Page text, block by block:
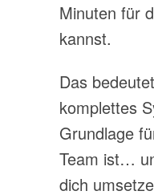
Minuten für
kannst.
Das
komplettes
Grundlage
Team ist…
dich